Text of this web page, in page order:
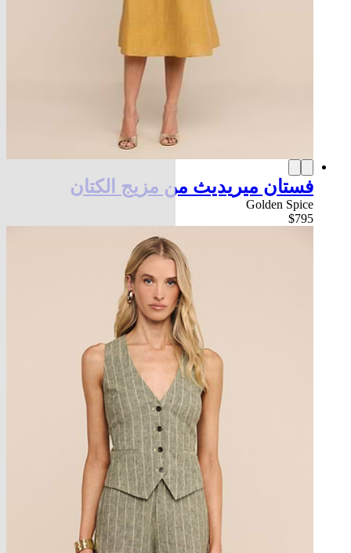
فستان ميريديث من مزيج الكتان
Golden Spice
$795